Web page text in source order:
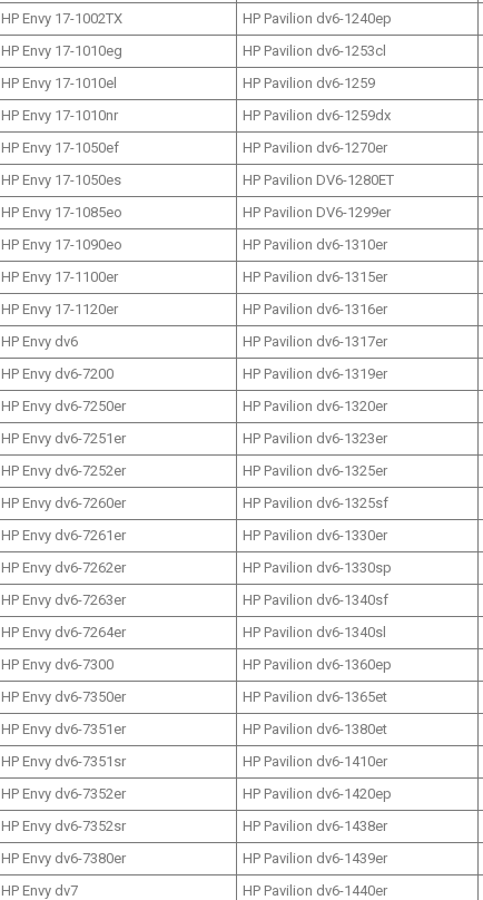
HP Envy 17-1002TX
HP Pavilion dv6-1240ep
HP Envy 17-1010eg
HP Pavilion dv6-1253cl
HP Envy 17-1010el
HP Pavilion dv6-1259
HP Envy 17-1010nr
HP Pavilion dv6-1259dx
HP Envy 17-1050ef
HP Pavilion dv6-1270er
HP Envy 17-1050es
HP Pavilion DV6-1280ET
HP Envy 17-1085eo
HP Pavilion DV6-1299er
HP Envy 17-1090eo
HP Pavilion dv6-1310er
HP Envy 17-1100er
HP Pavilion dv6-1315er
HP Envy 17-1120er
HP Pavilion dv6-1316er
HP Envy dv6
HP Pavilion dv6-1317er
HP Envy dv6-7200
HP Pavilion dv6-1319er
HP Envy dv6-7250er
HP Pavilion dv6-1320er
HP Envy dv6-7251er
HP Pavilion dv6-1323er
HP Envy dv6-7252er
HP Pavilion dv6-1325er
HP Envy dv6-7260er
HP Pavilion dv6-1325sf
HP Envy dv6-7261er
HP Pavilion dv6-1330er
HP Envy dv6-7262er
HP Pavilion dv6-1330sp
HP Envy dv6-7263er
HP Pavilion dv6-1340sf
HP Envy dv6-7264er
HP Pavilion dv6-1340sl
HP Envy dv6-7300
HP Pavilion dv6-1360ep
HP Envy dv6-7350er
HP Pavilion dv6-1365et
HP Envy dv6-7351er
HP Pavilion dv6-1380et
HP Envy dv6-7351sr
HP Pavilion dv6-1410er
HP Envy dv6-7352er
HP Pavilion dv6-1420ep
HP Envy dv6-7352sr
HP Pavilion dv6-1438er
HP Envy dv6-7380er
HP Pavilion dv6-1439er
HP Envy dv7
HP Pavilion dv6-1440er